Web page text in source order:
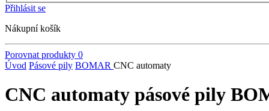
Přihlásit se
Nákupní košík
Porovnat produkty 0
Úvod Pásové pily BOMAR CNC automaty
CNC automaty pásové pily